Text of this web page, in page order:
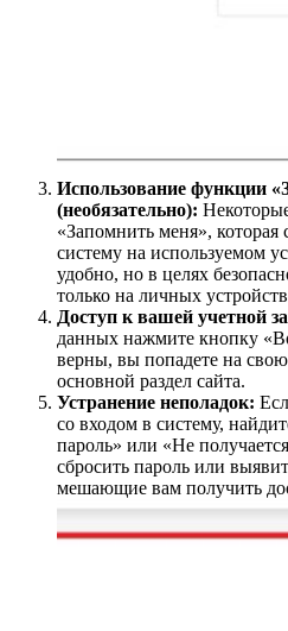
Использование функции
(необязательно):
«Запомнить меня», которая
систему на используемом
удобно, но в целях
только на личных
Доступ к вашей учетной
данных нажмите кнопку
верны, вы попадете на
основной раздел сайта.
Устранение неполадок:
со входом в систему,
пароль» или «Не
сбросить пароль или
мешающие вам получить